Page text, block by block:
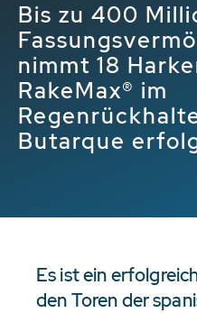
Bis zu 400
nimmt 18
RakeMax® im
Butarque
Es ist ein
den Toren der